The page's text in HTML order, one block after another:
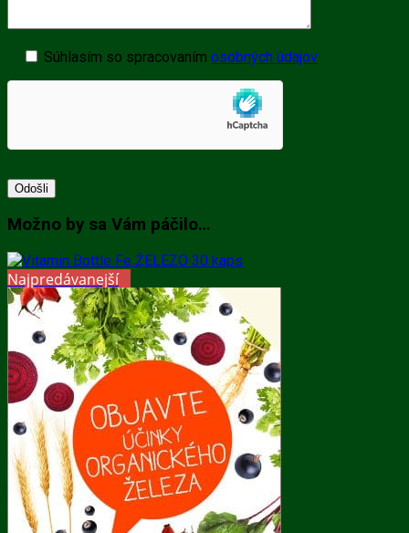
Súhlasím so spracovaním osobných údajov
Možno by sa Vám páčilo…
Najpredávanejší